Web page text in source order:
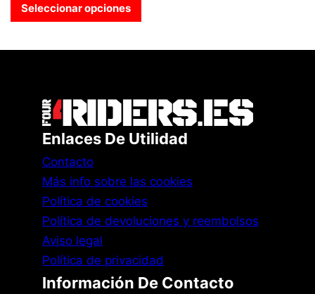
Seleccionar opciones
Enlaces De Utilidad
Contacto
Más info sobre las cookies
Política de cookies
Política de devoluciones y reembolsos
Aviso legal
Política de privacidad
Información De Contacto